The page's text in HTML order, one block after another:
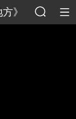
》